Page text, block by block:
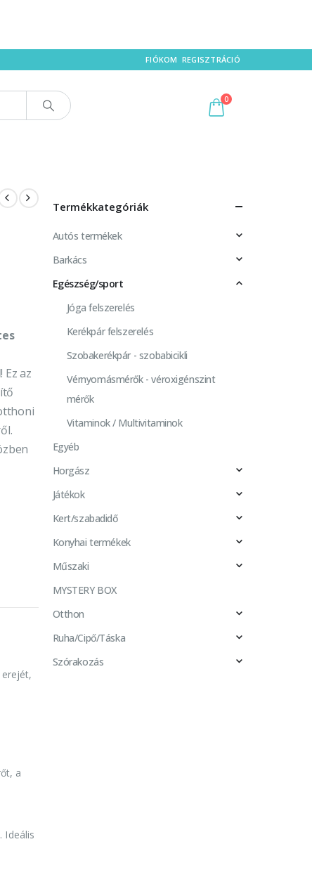
FIÓKOM REGISZTRÁCIÓ
0
! Ez az
a
Ideális
Termékkategóriák
Autós termékek
Barkács
Egészség/sport
Jóga felszerelés
Kerékpár felszerelés
Szobakerékpár - szobabicikli
Vérnyomásmérők - véroxigénszint
mérők
Vitaminok / Multivitaminok
Egyéb
Horgász
Játékok
Kert/szabadidő
Konyhai termékek
Műszaki
MYSTERY BOX
Otthon
Ruha/Cipő/Táska
Szórakozás